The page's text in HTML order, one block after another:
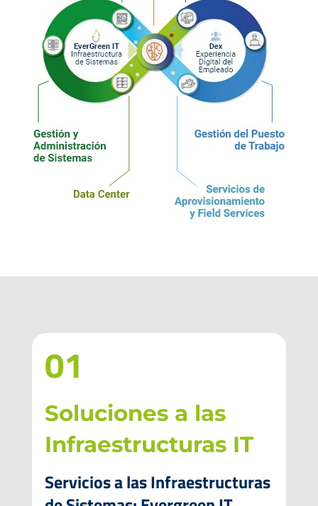
01
Soluciones a las
Infraestructuras IT
Servicios a las Infraestructuras